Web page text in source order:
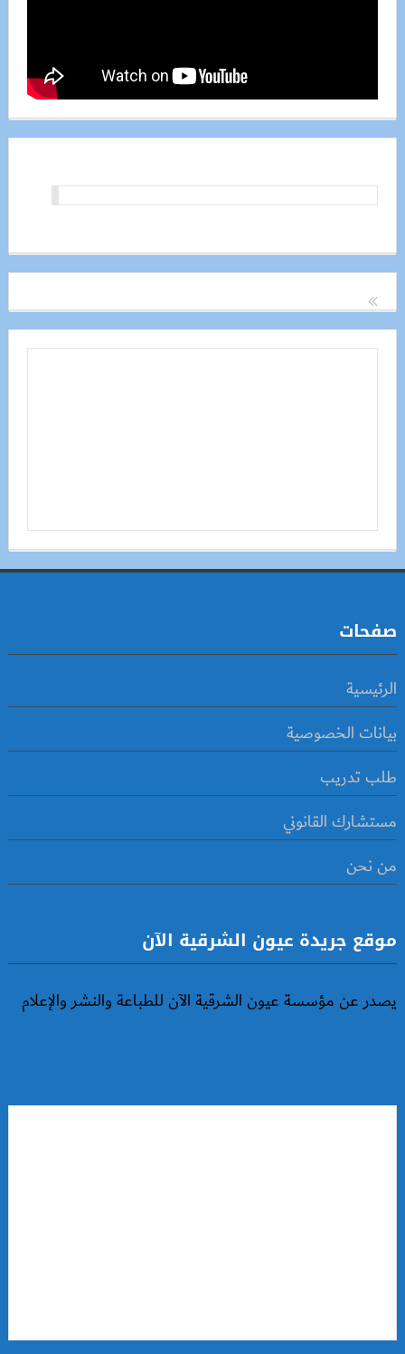
صفحات
الرئيسية
بيانات الخصوصية
طلب تدريب
مستشارك القانوني
من نحن
موقع جريدة عيون الشرقية الآن
يصدر عن مؤسسة عيون الشرقية الآن للطباعة والنشر والإعلام